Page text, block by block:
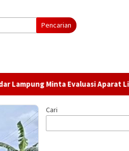
Pencarian
Minta Evaluasi Aparat Lingkungan
Cari